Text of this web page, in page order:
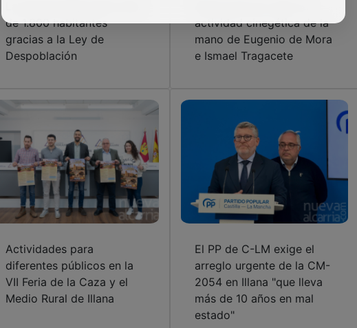
de 1.800 habitantes
gracias a la Ley de
Despoblación
actividad cinegética de la
mano de Eugenio de Mora
e Ismael Tragacete
Actividades para
diferentes públicos en la
VII Feria de la Caza y el
Medio Rural de Illana
El PP de C-LM exige el
arreglo urgente de la CM-
2054 en Illana "que lleva
más de 10 años en mal
estado"